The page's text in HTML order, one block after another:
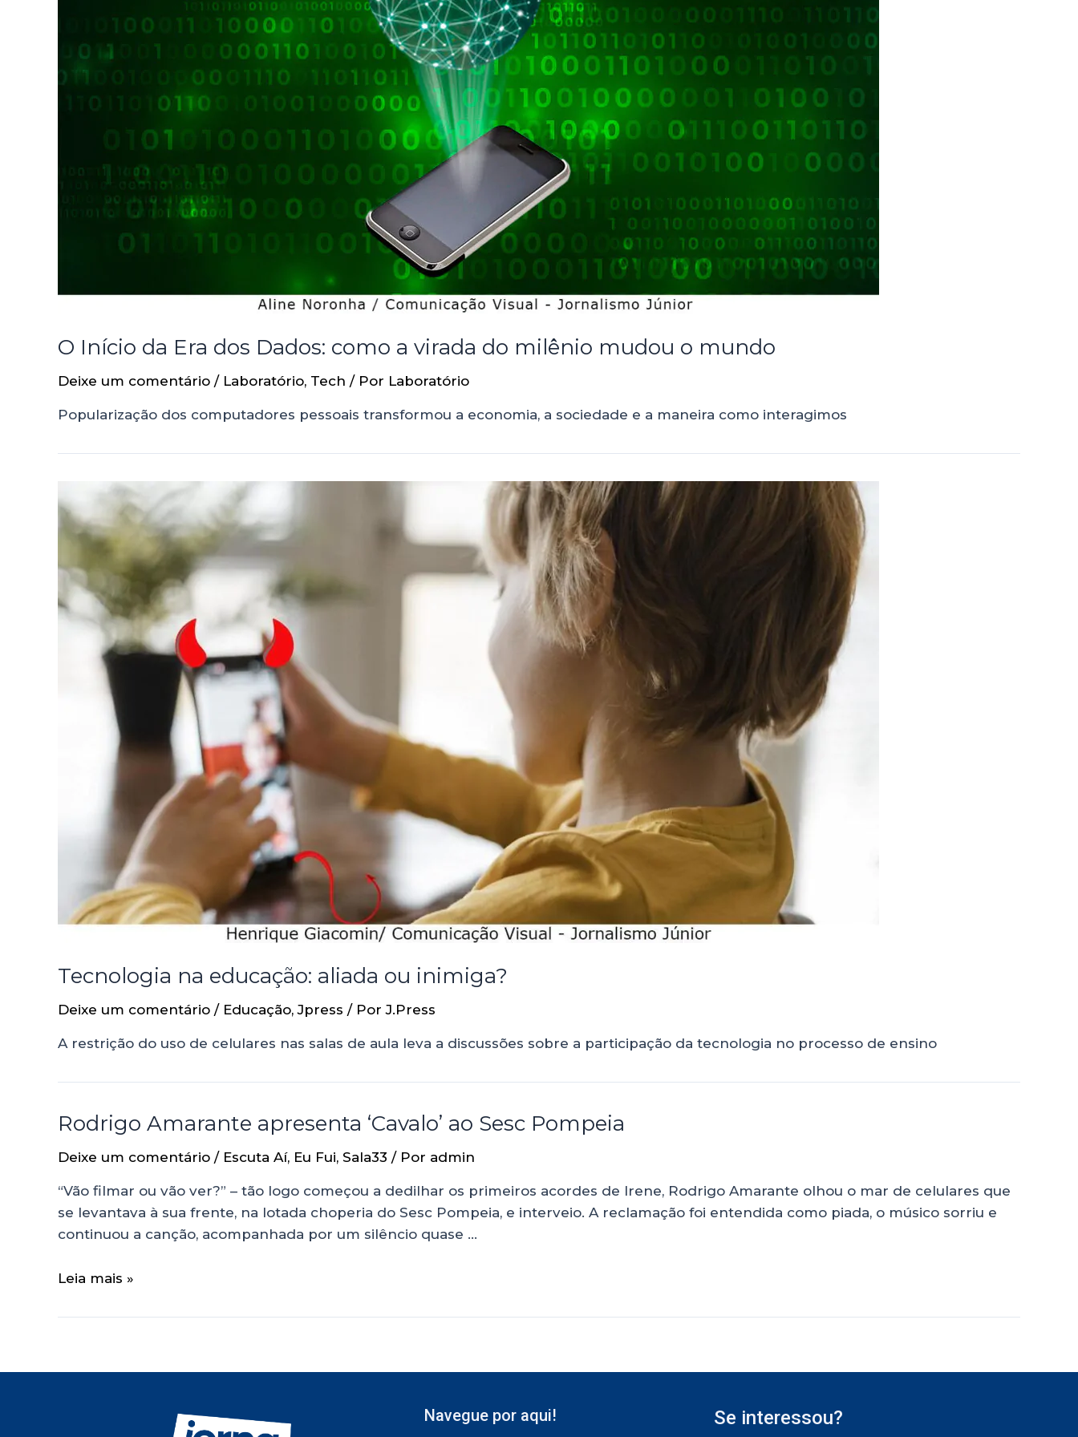
O Início da Era dos Dados: como a virada do milênio mudou o mundo
Deixe um comentário / Laboratório, Tech / Por Laboratório
Popularização dos computadores pessoais transformou a economia, a sociedade e a maneira como interagimos
Tecnologia na educação: aliada ou inimiga?
Deixe um comentário / Educação,Jpress / PorJ.Press
A restrição do uso de celulares nas salas de aula leva a discussões sobre a participação da tecnologia no processo de ensino
Rodrigo Amarante apresenta ‘Cavalo’ ao Sesc Pompeia
Deixe um comentário / Escuta Aí, Eu Fui, Sala33 / Por admin
“Vão filmar ou vão ver?” – tão logo começou a dedilhar os primeiros acordes de Irene, Rodrigo Amarante olhou o mar de celulares que
se levantava à sua frente, na lotada choperia do Sesc Pompeia, e interveio. A reclamação foi entendida como piada, o músico sorriu e
continuou a canção, acompanhada por um silêncio quase …
Leia mais »
Navegue por aqui! Se interessou?